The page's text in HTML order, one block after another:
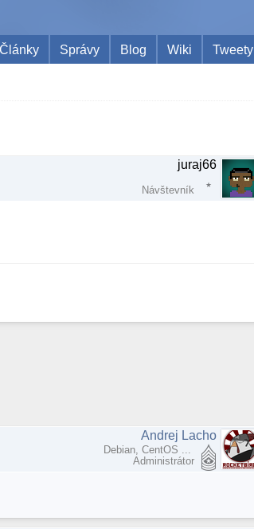
Články Správy Blog Wiki Tweety
juraj66
Návštevník
Andrej Lacho
Debian, CentOS ...
Administrátor